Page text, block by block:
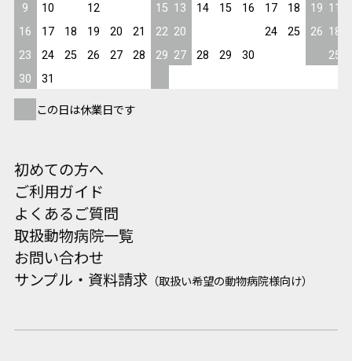
初めての方へ
ご利用ガイド
よくあるご質問
取扱動物病院一覧
お問い合わせ
サンプル・資料請求（取扱い希望の動物病院様向け）
9
10 12
15
16
17 18 19 20 21
22
23
24 25 26 27 28
29
30
31
13
14 15 16 17 18
19
20
24 25
26
27
28 29 30
11
18
25
この日は休業日です